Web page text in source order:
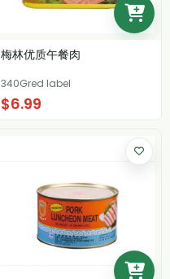
梅林优质午餐肉
340Gred label
$6.99